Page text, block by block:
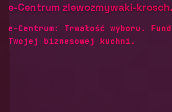
e-Centrum zlewozmywaki-
e-Centrum: Trwałość wyboru.
Twojej biznesowej kuchni.